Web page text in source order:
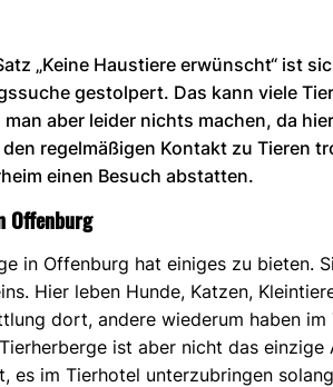
„Keine Haustiere erwünscht“ ist
gestolpert. Das kann viele
man aber leider nichts machen, da
regelmäßigen Kontakt zu Tieren
einen Besuch abstatten.
Offenburg
in Offenburg hat einiges zu bieten.
Hier leben Hunde, Katzen,
dort, andere wiederum haben im
ist aber nicht das
es im Tierhotel unterzubringen